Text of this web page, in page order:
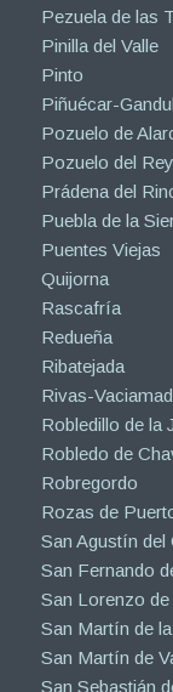
Pezuela de las
Pinilla del Valle
Pinto
Piñuécar-
Pozuelo de
Pozuelo del Rey
Prádena del
Puebla de la
Puentes Viejas
Quijorna
Rascafría
Redueña
Ribatejada
Rivas-
Robledillo de la
Robledo de
Robregordo
Rozas de
San Agustín del
San Fernando
San Lorenzo
San Martín de
San Martín de
San Sebastián